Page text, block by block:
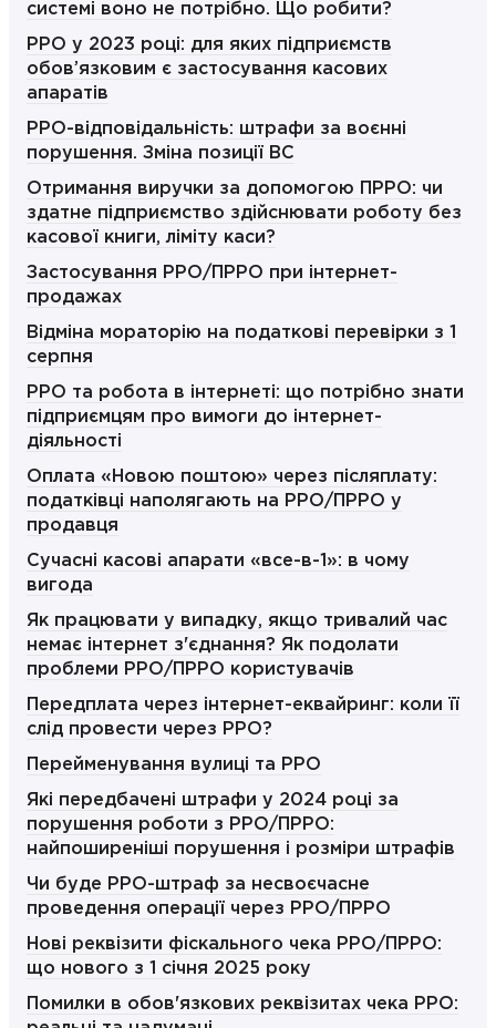
системі воно не потрібно. Що робити?
РРО у 2023 році: для яких підприємств
обов’язковим є застосування касових
апаратів
РРО-відповідальність: штрафи за воєнні
порушення. Зміна позиції ВС
Отримання виручки за допомогою ПРРО: чи
здатне підприємство здійснювати роботу без
касової книги, ліміту каси?
Застосування РРО/ПРРО при інтернет-
продажах
Відміна мораторію на податкові перевірки з 1
серпня
РРО та робота в інтернеті: що потрібно знати
підприємцям про вимоги до інтернет-
діяльності
Оплата «Новою поштою» через післяплату:
податківці наполягають на РРО/ПРРО у
продавця
Сучасні касові апарати «все-в-1»: в чому
вигода
Як працювати у випадку, якщо тривалий час
немає інтернет з'єднання? Як подолати
проблеми РРО/ПРРО користувачів
Передплата через інтернет-еквайринг: коли її
слід провести через РРО?
Перейменування вулиці та РРО
Які передбачені штрафи у 2024 році за
порушення роботи з РРО/ПРРО:
найпоширеніші порушення і розміри штрафів
Чи буде РРО-штраф за несвоєчасне
проведення операції через РРО/ПРРО
Нові реквізити фіскального чека РРО/ПРРО:
що нового з 1 січня 2025 року
Помилки в обов'язкових реквізитах чека РРО: